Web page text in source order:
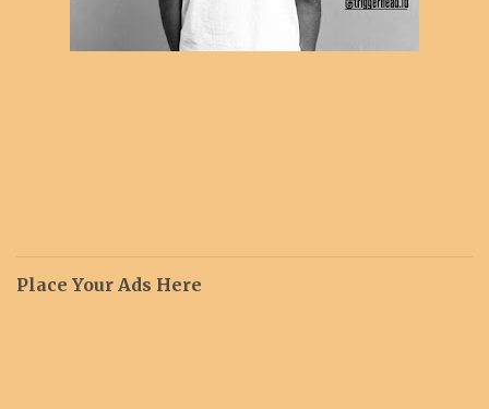
Place Your Ads Here